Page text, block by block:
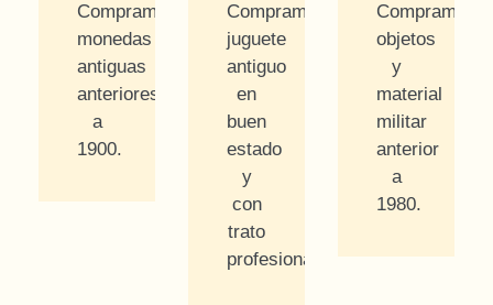
Compramos
monedas
antiguas
anteriores
a
1900.
Compramos
juguete
antiguo
en
buen
estado
y
con
trato
profesional.
Compramos
objetos
y
material
militar
anterior
a
1980.